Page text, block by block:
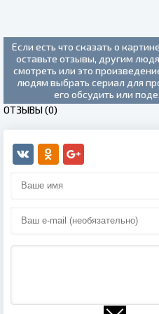
Если есть что сказать о
оставьте отзывы, другим
смотреть или это
людям выбрать сериал для
его обсудить или
ОТЗЫВЫ (0)